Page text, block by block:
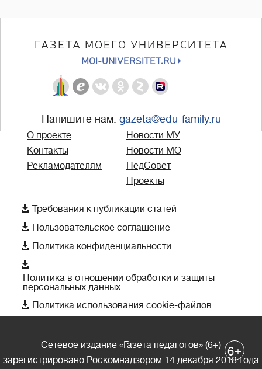
ГАЗЕТА МОЕГО УНИВЕРСИТЕТА
MOI-UNIVERSITET.RU
Напишите нам: gazeta@edu-family.ru
О проекте
Контакты
Рекламодателям
Новости МУ
Новости МО
ПедСовет
Проекты
 Требования к публикации статей
 Пользовательское соглашение
 Политика конфиденциальности

Политика в отношении обработки и защиты
персональных данных
 Политика использования cookie-файлов
Сетевое издание «Газета педагогов» (6+)
зарегистрировано Роскомнадзором 14 декабря 2018 года
6+